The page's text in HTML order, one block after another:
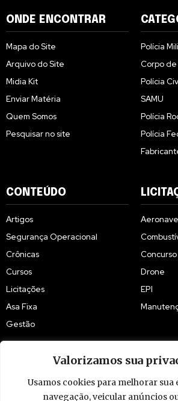
Valorizamos sua
Usamos cookies para melhorar sua
navegação, veicular anúncios
ONDE ENCONTRAR
Mapa do Site
Arquivo do Site
Midia Kit
Enviar Matéria
Quem Somos
Pesquisar no site
Polícia
Corpo
Polícia
SAMU
Polícia
Polícia
CONTEÚDO
Artigos
Segurança Operacional
Crônicas
Cursos
Licitações
Asa Fixa
Gestão
Concurso
Drone
EPI
© 2009 - 2026 Piloto Policial. Todos os